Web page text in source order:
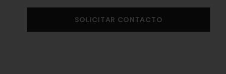
SOLICITAR CONTACTO